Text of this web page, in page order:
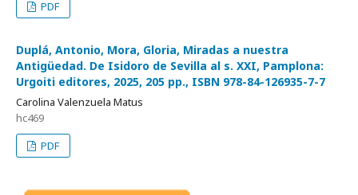
PDF
Duplá, Antonio, Mora, Gloria, Miradas a nuestra
Antigüedad. De Isidoro de Sevilla al s. XXI, Pamplona:
Urgoiti editores, 2025, 205 pp., ISBN 978-84-126935-7-7
Carolina Valenzuela Matus
hc469
PDF